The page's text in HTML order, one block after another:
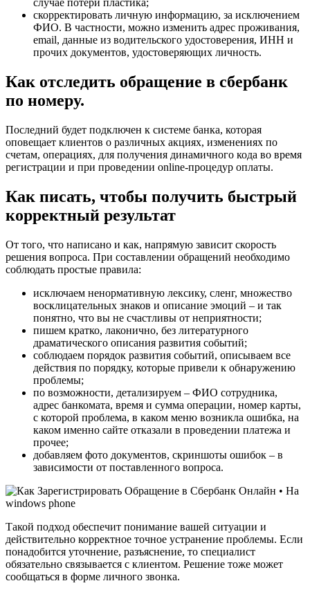
случае потери пластика;
скорректировать личную информацию, за исключением
ФИО. В частности, можно изменить адрес проживания,
email, данные из водительского удостоверения, ИНН и
прочих документов, удостоверяющих личность.
Как отследить обращение в сбербанк
по номеру.
Последний будет подключен к системе банка, которая
оповещает клиентов о различных акциях, изменениях по
счетам, операциях, для получения динамичного кода во время
регистрации и при проведении online-процедур оплаты.
Как писать, чтобы получить быстрый
корректный результат
От того, что написано и как, напрямую зависит скорость
решения вопроса. При составлении обращений необходимо
соблюдать простые правила:
исключаем ненормативную лексику, сленг, множество
восклицательных знаков и описание эмоций – и так
понятно, что вы не счастливы от неприятности;
пишем кратко, лаконично, без литературного
драматического описания развития событий;
соблюдаем порядок развития событий, описываем все
действия по порядку, которые привели к обнаружению
проблемы;
по возможности, детализируем – ФИО сотрудника,
адрес банкомата, время и сумма операции, номер карты,
с которой проблема, в каком меню возникла ошибка, на
каком именно сайте отказали в проведении платежа и
прочее;
добавляем фото документов, скриншоты ошибок – в
зависимости от поставленного вопроса.
Такой подход обеспечит понимание вашей ситуации и
действительно корректное точное устранение проблемы. Если
понадобится уточнение, разъяснение, то специалист
обязательно связывается с клиентом. Решение тоже может
сообщаться в форме личного звонка.